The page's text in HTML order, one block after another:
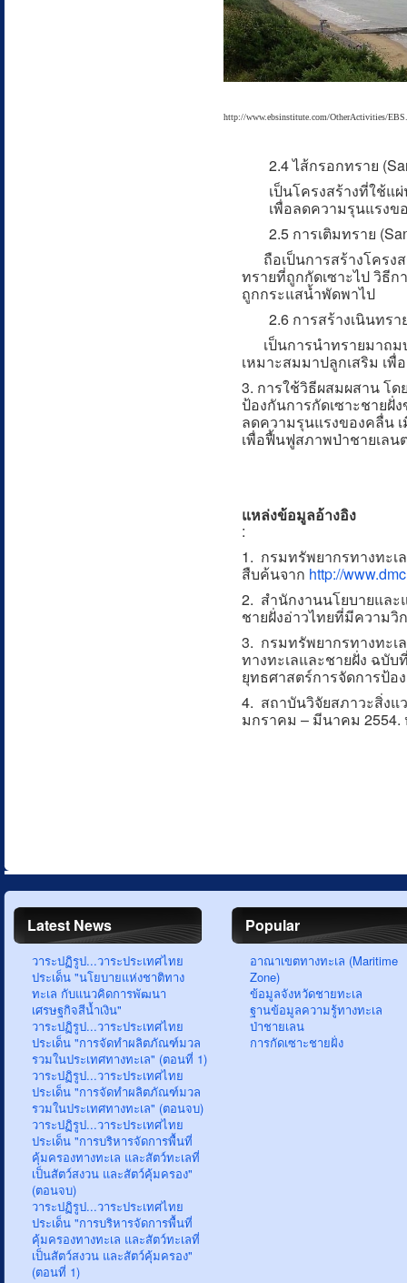
http://www.ebsinstitute.com/OtherActivities/
2.4 ไส้กรอกทราย
เป็นโครงสร้างที่ใช้แ
เพื่อลดความรุนแรงข
2.5 การเติมทราย
ถือเป็นการสร้างโครง
ทรายที่ถูกกัดเซาะไป วิธีก
ถูกกระแสน้ำพัดพาไป
2.6 การสร้างเนินทรา
เป็นการนำทรายมาถม
เหมาะสมมาปลูกเสริม เ
3. การใช้วิธีผสมผสาน โ
ป้องกันการกัดเซาะชายฝั่
ลดความรุนแรงของคลื่น
เพื่อฟื้นฟูสภาพป่าชายเลน
แหล่งข้อมูลอ้างอิง
:
1. กรมทรัพยากรทางทะเ
สืบค้นจาก http://
2. สำนักงานนโยบายและ
ชายฝั่งอ่าวไทยที่มีความวิ
3. กรมทรัพยากรทางทะเ
ทางทะเลและชายฝั่ง ฉบับ
ยุทธศาสตร์การจัดการป้อ
4. สถาบันวิจัยสภาวะสิ่ง
มกราคม – มีนาคม 2554.
Latest News
วาระปฏิรูป...วาระประเทศไทย
ประเด็น "นโยบายแห่งชาติทาง
ทะเล กับแนวคิดการพัฒนา
เศรษฐกิจสีน้ำเงิน"
วาระปฏิรูป...วาระประเทศไทย
ประเด็น "การจัดทำผลิตภัณฑ์มวล
รวมในประเทศทางทะเล" (ตอนที่ 1)
วาระปฏิรูป...วาระประเทศไทย
ประเด็น "การจัดทำผลิตภัณฑ์มวล
รวมในประเทศทางทะเล" (ตอนจบ)
วาระปฏิรูป...วาระประเทศไทย
ประเด็น "การบริหารจัดการพื้นที่
คุ้มครองทางทะเล และสัตว์ทะเลที่
เป็นสัตว์สงวน และสัตว์คุ้มครอง"
(ตอนจบ)
วาระปฏิรูป...วาระประเทศไทย
ประเด็น "การบริหารจัดการพื้นที่
คุ้มครองทางทะเล และสัตว์ทะเลที่
เป็นสัตว์สงวน และสัตว์คุ้มครอง"
(ตอนที่ 1)
Popular
อาณาเขตทางทะเล (Maritime
Zone)
ข้อมูลจังหวัดชายทะเล
ฐานข้อมูลความรู้ทางทะเล
ป่าชายเลน
การกัดเซาะชายฝั่ง